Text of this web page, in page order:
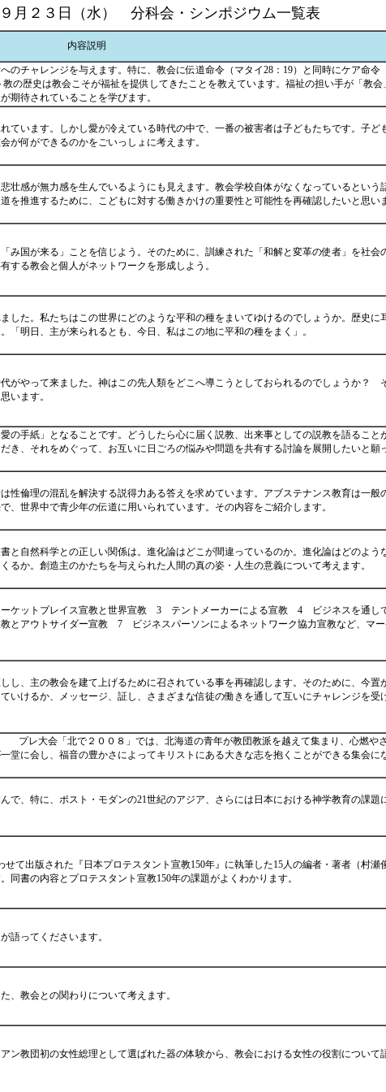
９月２３日（水） 分科会・シンポジウム一覧表
内容説明
のチャレンジを与えます。特に、教会に伝道命令（マタイ28：19）と同時にケア命令
の歴史は教会こそが福祉を提供してきたことを教えています。福祉の担い手が「教会
期待されていることを学びます。
ています。しかし愛が冷えている時代の中で、一番の被害者は子どもたちです。子ど
が何ができるのかをごいっしょに考えます。
壮感が無力感を生んでいるようにも見えます。教会学校自体がなくなっているという
を推進するために、こどもに対する働きかけの重要性と可能性を再確認したいと思い
み国が来る」ことを信じよう。そのために、訓練された「和解と変革の使者」を社会
する教会と個人がネットワークを形成しよう。
した。私たちはこの世界にどのような平和の種をまいてゆけるのでしょうか。歴史に
明日、主が来られるとも、今日、私はこの地に平和の種をまく」。
がやって来ました。神はこの先人類をどこへ導こうとしておられるのでしょうか？
います。
の手紙」となることです。どうしたら心に届く説教、出来事としての説教を語ること
き、それをめぐって、お互いに日ごろの悩みや問題を共有する討論を展開したいと願
性倫理の混乱を解決する説得力ある答えを求めています。アブステナンス教育は一般
世界中で青少年の伝道に用いられています。その内容をご紹介します。
と自然科学との正しい関係は。進化論はどこが間違っているのか。進化論はどのよう
か。創造主のかたちを与えられた人間の真の姿・人生の意義について考えます。
ケットプレイス宣教と世界宣教 3 テントメーカーによる宣教 4 ビジネスを通し
アウトサイダー宣教 7 ビジネスパーソンによるネットワーク協力宣教など、マー
し、主の教会を建て上げるために召されている事を再確認します。そのために、今置
いけるか、メッセージ、証し、さまざまな信徒の働きを通して互いにチャレンジを受
レ大会「北で２００８」では、北海道の青年が教団教派を越えて集まり、心燃や
堂に会し、福音の豊かさによってキリストにある大きな志を抱くことができる集会に
で、特に、ポスト・モダンの21世紀のアジア、さらには日本における神学教育の課題
て出版された『日本プロテスタント宣教150年』に執筆した15人の編者・著者（村瀬
書の内容とプロテスタント宣教150年の課題がよくわかります。
語ってくださいます。
、教会との関わりについて考えます。
ン教団初の女性総理として選ばれた器の体験から、教会における女性の役割について